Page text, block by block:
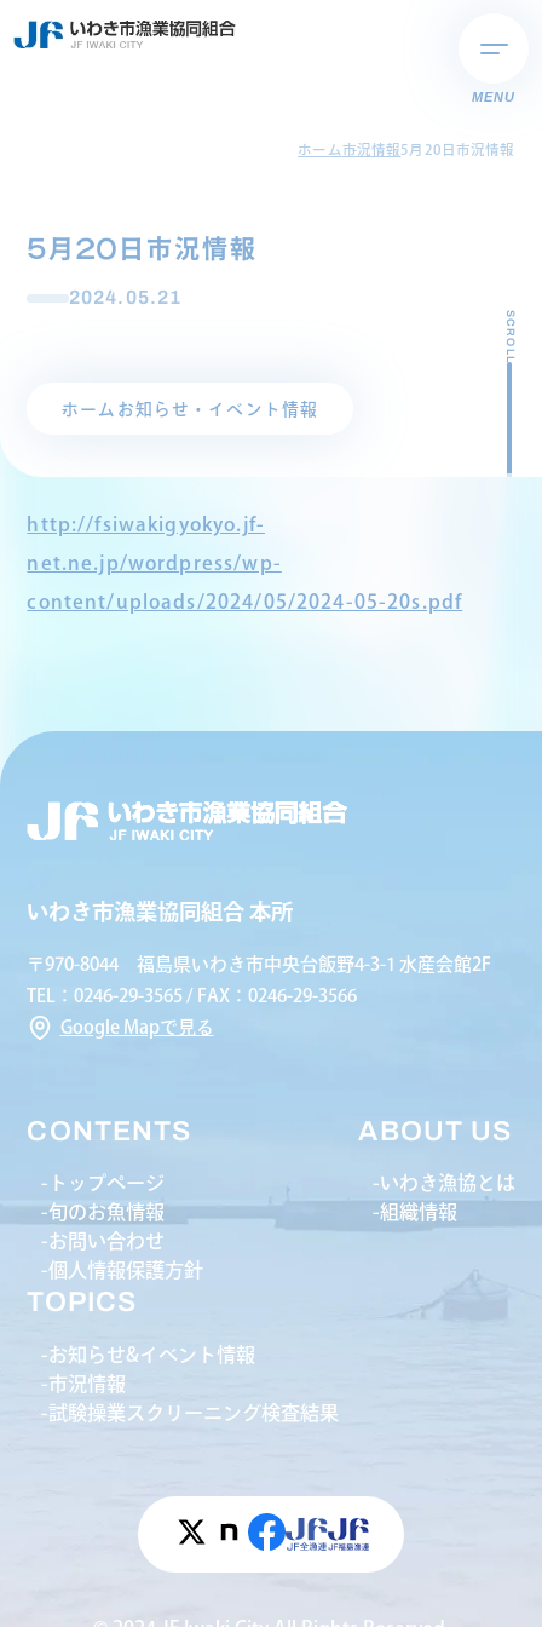
MENU
ホーム市況情報5月20日市況情報
5月20日市況情報
2024.05.21
ホーム お知らせ・イベント情報
SCROLL
http://fsiwakigyokyo.jf-
net.ne.jp/wordpress/wp-
content/uploads/2024/05/2024-05-20s.pdf
いわき市漁業協同組合 本所
〒970-8044 福島県いわき市中央台飯野4-3-1 水産会館2F
TEL：0246-29-3565 / FAX：0246-29-3566
Google Mapで見る
CONTENTS
トップページ
旬のお魚情報
お問い合わせ
個人情報保護方針
ABOUT US
いわき漁協とは
組織情報
TOPICS
お知らせ&イベント情報
市況情報
試験操業スクリーニング検査結果